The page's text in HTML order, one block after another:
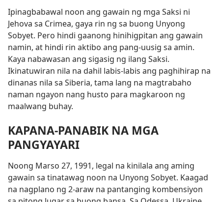
Ipinagbabawal noon ang gawain ng mga Saksi ni
Jehova sa Crimea, gaya rin ng sa buong Unyong
Sobyet. Pero hindi gaanong hinihigpitan ang gawain
namin, at hindi rin aktibo ang pang-uusig sa amin.
Kaya nabawasan ang sigasig ng ilang Saksi.
Ikinatuwiran nila na dahil labis-labis ang paghihirap na
dinanas nila sa Siberia, tama lang na magtrabaho
naman ngayon nang husto para magkaroon ng
maalwang buhay.
KAPANA-PANABIK NA MGA
PANGYAYARI
Noong Marso 27, 1991, legal na kinilala ang aming
gawain sa tinatawag noon na Unyong Sobyet. Kaagad
na nagplano ng 2-araw na pantanging kombensiyon